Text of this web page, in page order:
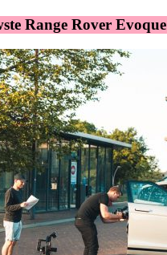
Range Rover Evoque